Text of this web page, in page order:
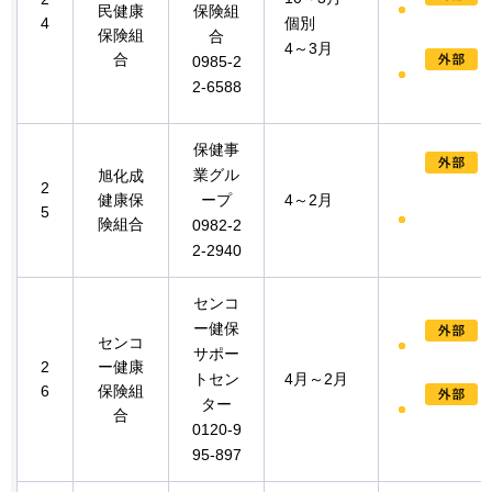
4
民健康
保険組
合
保険組
合
0985-2
2-6588
個別
4～3月
2
5
旭化成
健康保
険組合
保健事
業グル
ープ
0982-2
2-2940
4～2月
2
6
センコ
ー健康
保険組
合
センコ
ー健保
サポー
トセン
ター
0120-9
95-897
4月～2月